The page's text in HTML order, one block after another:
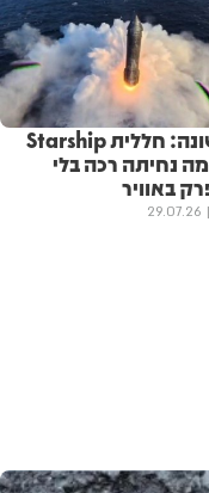
לראשונה: חללית Starship
נחיתה רכה בלי
באוויר
29.07.26